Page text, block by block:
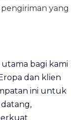
yang
bagi kami
dan klien
ini untuk